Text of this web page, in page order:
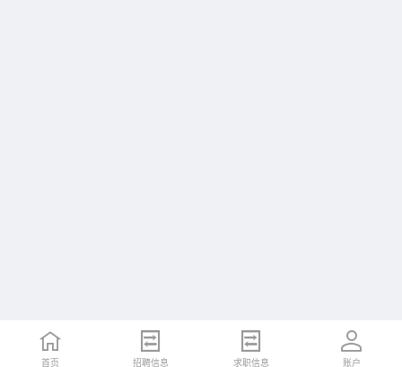
首页 招聘信息 求职信息 账户